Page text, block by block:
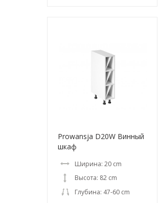
Prowansja D20W Винный
шкаф
Ширина: 20 cm
Высота: 82 cm
Глубина: 47-60 cm